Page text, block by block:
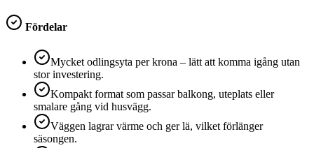
Fördelar
Mycket odlingsyta per krona – lätt att komma igång utan
stor investering.
Kompakt format som passar balkong, uteplats eller
smalare gång vid husvägg.
Väggen lagrar värme och ger lä, vilket förlänger
säsongen.